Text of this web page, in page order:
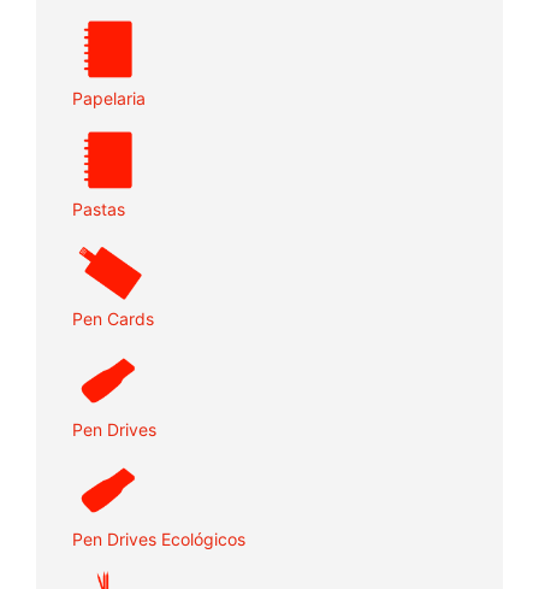
Papelaria
Pastas
Pen Cards
Pen Drives
Pen Drives Ecológicos